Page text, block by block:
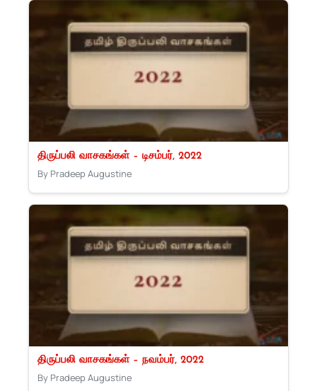
திருப்பலி வாசகங்கள் – டிசம்பர், 2022
By Pradeep Augustine
திருப்பலி வாசகங்கள் – நவம்பர், 2022
By Pradeep Augustine